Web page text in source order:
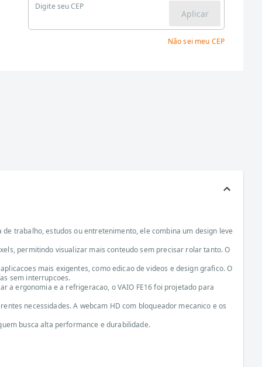
Digite seu CEP
Aplicar
Não sei meu CEP
trabalho, estudos ou entretenimento, ele combina um design leve
permitindo visualizar mais conteudo sem precisar rolar tanto. O
mais exigentes, como edicao de videos e design grafico. O
sem interrupcoes.
a ergonomia e a refrigeracao, o VAIO FE16 foi projetado para
necessidades. A webcam HD com bloqueador mecanico e os
busca alta performance e durabilidade.